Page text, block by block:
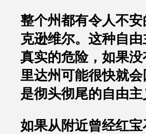
整个州都有令人不
克逊维尔。这种自
真实的危险，如果
里达州可能很快就
是彻头彻尾的自由
如果从附近曾经红